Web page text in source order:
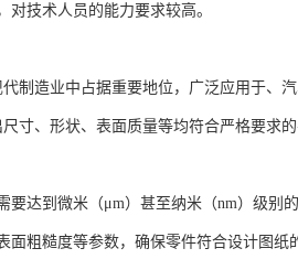
技术人员的能力要求较高。
制造业中占据重要地位，广泛应用于、汽
寸、形状、表面质量等均符合严格要求
达到微米（μm）甚至纳米（nm）级别的
粗糙度等参数，确保零件符合设计图纸